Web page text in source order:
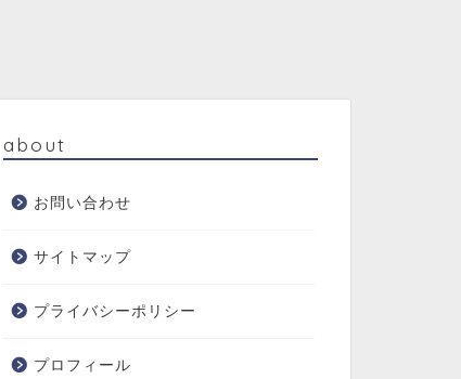
about
お問い合わせ
サイトマップ
プライバシーポリシー
プロフィール